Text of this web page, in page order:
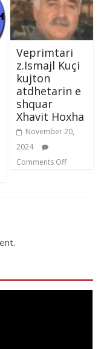
Veprimtari
z.Ismajl Kuçi
kujton
atdhetarin e
shquar
Xhavit Hoxha
November 20,
2024
Comments Off